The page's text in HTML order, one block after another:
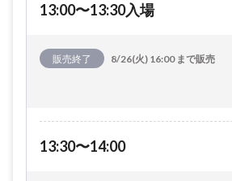
13:00〜13:30入場
販売終了 8/26(火) 16:00 まで販売
13:30〜14:00